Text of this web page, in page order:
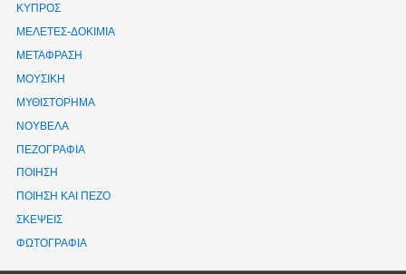
ΚΥΠΡΟΣ
ΜΕΛΕΤΕΣ-ΔΟΚΙΜΙΑ
ΜΕΤΑΦΡΑΣΗ
ΜΟΥΣΙΚΗ
ΜΥΘΙΣΤΟΡΗΜΑ
ΝΟΥΒΕΛΑ
ΠΕΖΟΓΡΑΦΙΑ
ΠΟΙΗΣΗ
ΠΟΙΗΣΗ ΚΑΙ ΠΕΖΟ
ΣΚΕΨΕΙΣ
ΦΩΤΟΓΡΑΦΙΑ